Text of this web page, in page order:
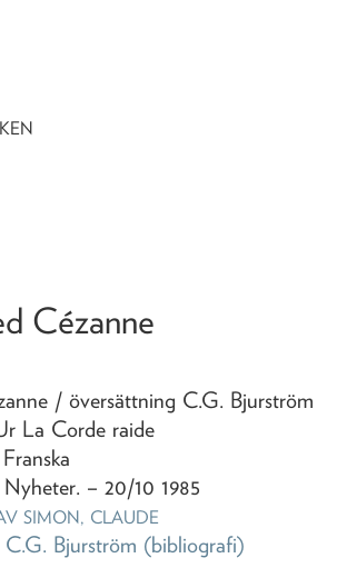
Cézanne
/ översättning C.G. Bjurström
La Corde raide
Franska
Nyheter. – 20/10 1985
SIMON, CLAUDE
C.G. Bjurström (bibliografi)